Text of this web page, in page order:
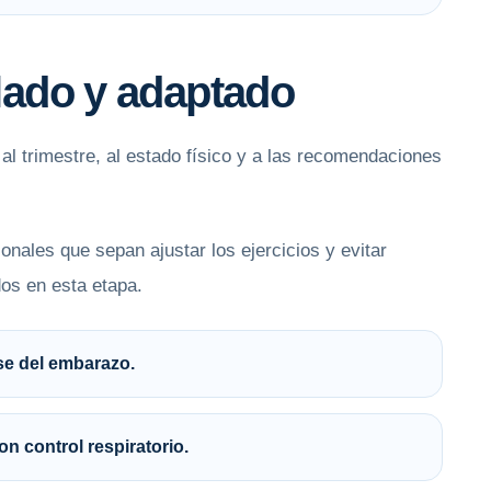
y adaptado
trimestre, al estado físico y a las recomendaciones
que sepan ajustar los ejercicios y evitar
en esta etapa.
del embarazo.
control respiratorio.